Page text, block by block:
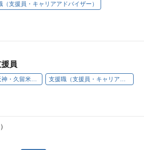
（支援員・キャリアアドバイザー）
援員
福岡（博多BC・博多・天神・久留米・小倉・うきは） 支援職（支援員・キャリアアドバイザー）